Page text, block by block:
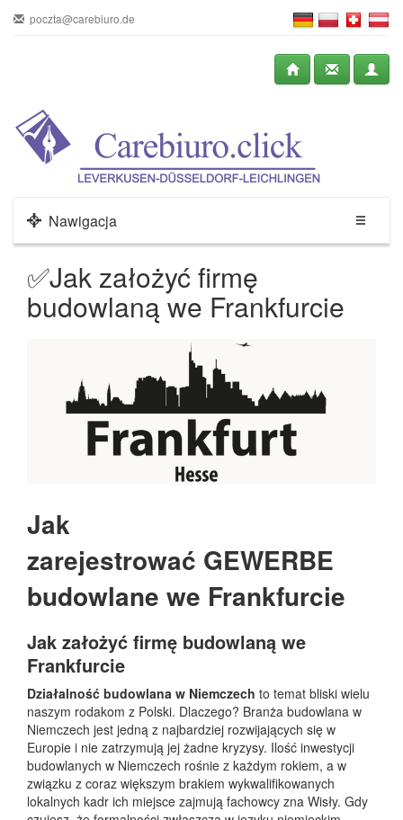
poczta@carebiuro.de
Nawigacja
✅Jak założyć firmę
budowlaną we Frankfurcie
Jak
zarejestrować GEWERBE
budowlane we Frankfurcie
Jak założyć firmę budowlaną we
Frankfurcie
Działalność budowlana w Niemczech to temat bliski wielu
naszym rodakom z Polski. Dlaczego? Branża budowlana w
Niemczech jest jedną z najbardziej rozwijających się w
Europie i nie zatrzymują jej żadne kryzysy. Ilość inwestycji
budowlanych w Niemczech rośnie z każdym rokiem, a w
związku z coraz większym brakiem wykwalifikowanych
lokalnych kadr ich miejsce zajmują fachowcy zna Wisły. Gdy